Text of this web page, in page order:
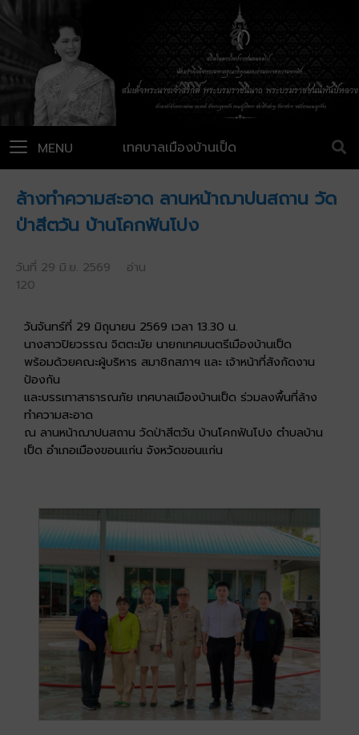
เทศบาลเมืองบ้านเป็ด
MENU
ล้างทำความสะอาด ลานหน้าฌาปนสถาน วัด
ป่าสีตวัน บ้านโคกฟันโปง
วันที่ 29 มิ.ย. 2569 อ่าน
120
วันจันทร์ที่ 29 มิถุนายน 2569 เวลา 13.30 น.
นางสาวปิยวรรณ จิตตะมัย นายกเทศมนตรีเมืองบ้านเป็ด
พร้อมด้วยคณะผู้บริหาร สมาชิกสภาฯ และ เจ้าหน้าที่สังกัดงาน
ป้องกัน
และบรรเทาสาธารณภัย เทศบาลเมืองบ้านเป็ด ร่วมลงพื้นที่ล้าง
ทำความสะอาด
ณ ลานหน้าฌาปนสถาน วัดป่าสีตวัน บ้านโคกฟันโปง ตำบลบ้าน
เป็ด อำเภอเมืองขอนแก่น จังหวัดขอนแก่น